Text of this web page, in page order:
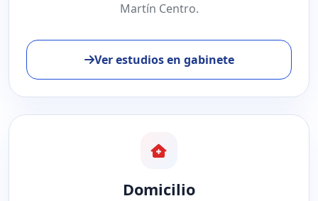
Martín Centro.
Ver estudios en gabinete
Domicilio